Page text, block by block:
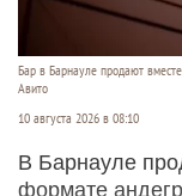
Бар в Барнауле продают
Авито
10 августа 2026 в 08:10
В Барнауле
формате